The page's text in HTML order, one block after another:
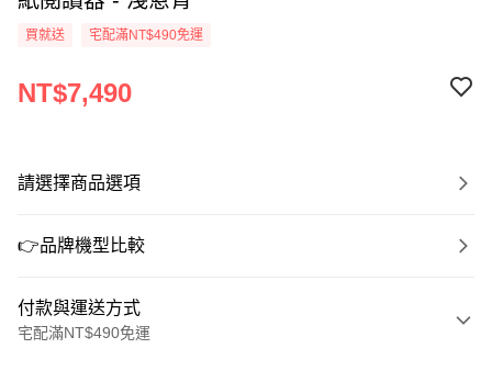
買就送 宅配滿NT$490免運
NT$7,490
請選擇商品選項
👉品牌機型比較
付款與運送方式
宅配滿NT$490免運